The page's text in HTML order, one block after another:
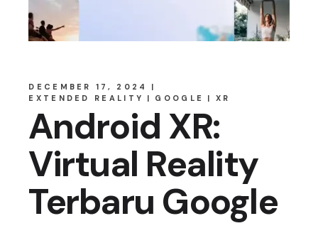
DECEMBER 17, 2024
EXTENDED REALITY
GOOGLE XR
Android XR:
Virtual Reality
Terbaru Google